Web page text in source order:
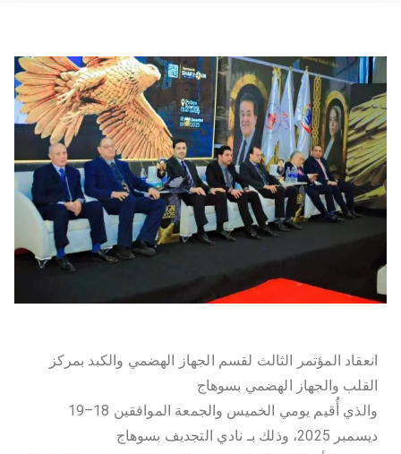
ل
و
ج
يا
ال
ح
ي
و
ي
انعقاد المؤتمر الثالث لقسم الجهاز الهضمي والكبد بمركز
القلب والجهاز الهضمي بسوهاج
والذي أُقيم يومي الخميس والجمعة الموافقين 18–19
ديسمبر 2025، وذلك بـ نادي التجديف بسوهاج